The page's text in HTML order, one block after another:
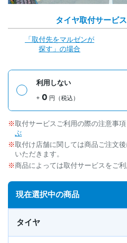
タイヤ取付サービ
「取付先をマルゼンが
探す」の場合
利用しない
+ 0 円（税込）
取付サービスご利用の際の注意事項
ぶ
取付け店舗に関しては商品ご注文
いただきます。
商品によっては取付サービスをご利
現在選択中の商品
タイヤ